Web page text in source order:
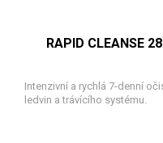
RAPID CLEANSE
Intenzivní a rychlá 7-denní
ledvin a trávícího systému.